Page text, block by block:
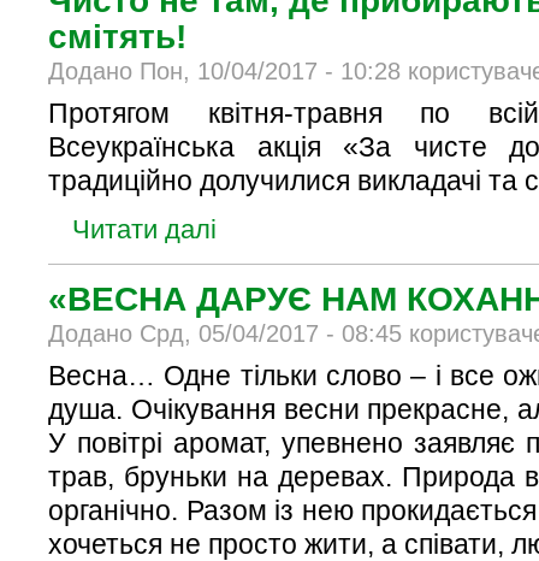
смітять!
Додано Пон, 10/04/2017 - 10:28
Протягом квітня-травня по
Всеукраїнська акція «За чисте
традиційно долучилися викладачі та
Читати далі
«ВЕСНА ДАРУЄ НАМ
Додано Срд, 05/04/2017 - 08:45
Весна… Одне тільки слово – і все
душа. Очікування весни прекрасне,
У повітрі аромат, упевнено
трав, бруньки на деревах. Природа
органічно. Разом із нею
хочеться не просто жити, а співати,